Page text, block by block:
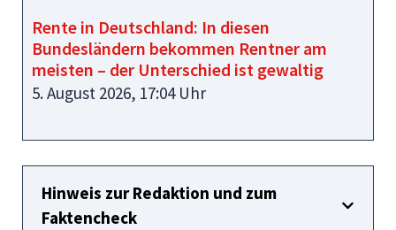
Rente in Deutschland: In diesen
Bundesländern bekommen Rentner am
meisten – der Unterschied ist gewaltig
5. August 2026, 17:04 Uhr
Hinweis zur Redaktion und zum
Faktencheck